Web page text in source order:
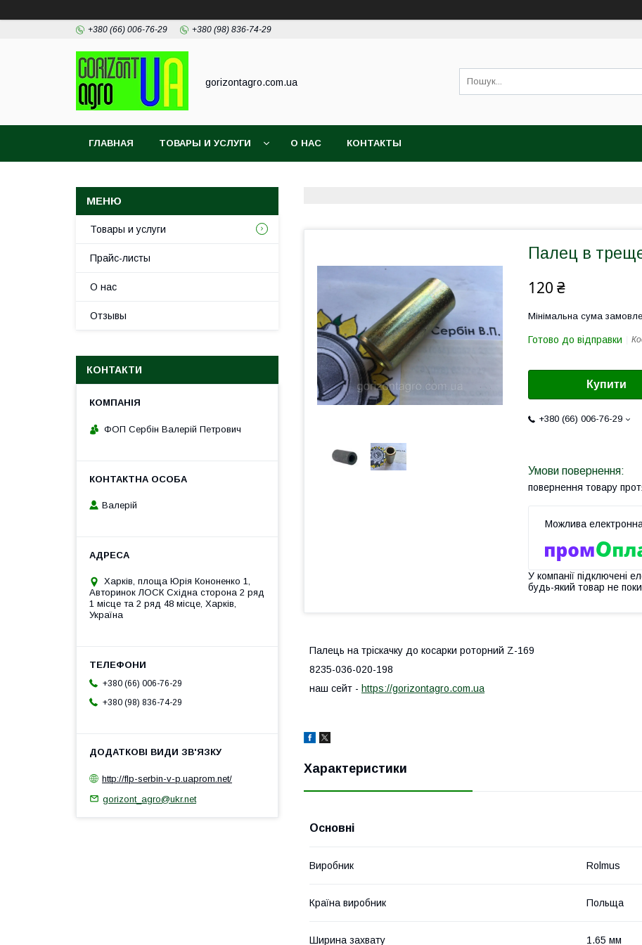
+380 (66) 006-76-29 +380 (98) 836-74-29
gorizontagro.com.ua
ГЛАВНАЯ ТОВАРЫ И УСЛУГИ О НАС КОНТАКТЫ
Палец в
120 ₴
Мінімальна сума
Готово до відправки
Купити
+380 (66) 006-76-29
повернення товару
У компанії підключені
будь-який товар не
Палець на тріскачку до косарки роторний Z-169
8235-036-020-198
наш сейт - https://gorizontagro.com.ua
Характеристики
Основні
Виробник Rolmus
Країна виробник Польща
Ширина захвату 1.65 мм
Товары и услуги
Прайс-листы
О нас
Отзывы
КОНТАКТИ
ФОП Сербін Валерій Петрович
Валерій
Харків, площа Юрія Кононенко 1,
Авторинок ЛОСК Східна сторона 2 ряд
1 місце та 2 ряд 48 місце, Харків,
Україна
+380 (66) 006-76-29
+380 (98) 836-74-29
http://flp-serbin-v-p.uaprom.net/
gorizont_agro@ukr.net